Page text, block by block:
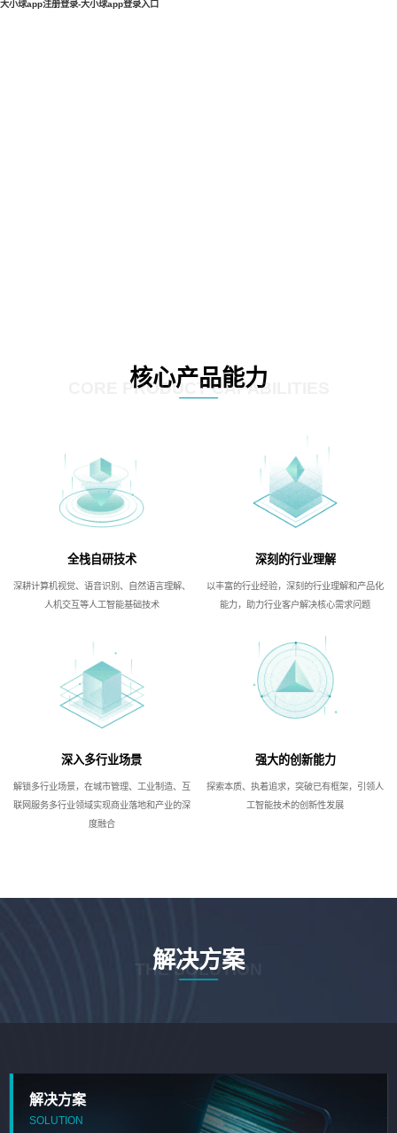
大小球app注册登录-大小球app登录入口
核心产品能力
CORE PRODUCT CAPABILITIES
全栈自研技术
深耕计算机视觉、语音识别、自然语言理解、
人机交互等人工智能基础技术
深刻的行业理解
以丰富的行业经验，深刻的行业理解和产品化
能力，助力行业客户解决核心需求问题
深入多行业场景
解锁多行业场景，在城市管理、工业制造、互
联网服务多行业领域实现商业落地和产业的深
度融合
强大的创新能力
探索本质、执着追求，突破已有框架，引领人
工智能技术的创新性发展
解决方案
THE SOLUTION
解决方案
SOLUTION